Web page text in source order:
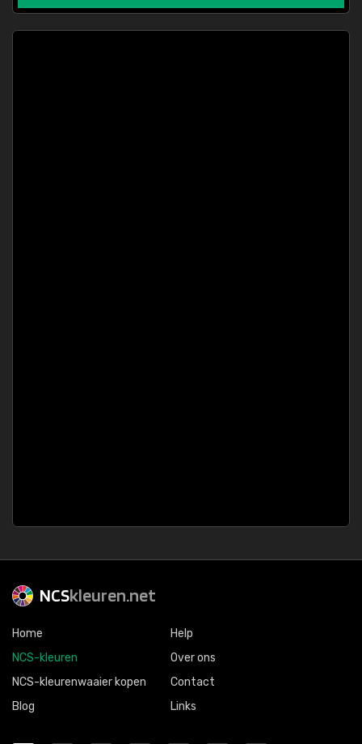
NCSkleuren.net
Home
NCS-kleuren
NCS-kleurenwaaier kopen
Blog
Help
Over ons
Contact
Links